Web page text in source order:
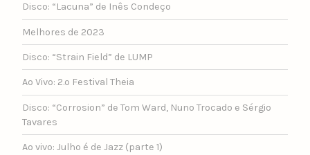
Disco: “Lacuna” de Inês Condeço
Melhores de 2023
Disco: “Strain Field” de LUMP
Ao Vivo: 2.º Festival Theia
Disco: “Corrosion” de Tom Ward, Nuno Trocado e Sérgio
Tavares
Ao vivo: Julho é de Jazz (parte 1)